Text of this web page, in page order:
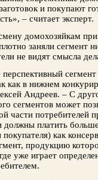
и покупают
– считает эксперт.
домохозяйкам
заняли сегмент
не видят смысла
как в нижнем
Андреев. – С
сегментов мо­жет
части потребите­лей
платить
по­купателя) как
продукцию
уже играет